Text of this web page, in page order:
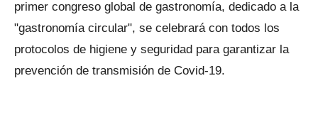
primer congreso global de gastronomía, dedicado a la
"gastronomía circular", se celebrará con todos los
protocolos de higiene y seguridad para garantizar la
prevención de transmisión de Covid-19.